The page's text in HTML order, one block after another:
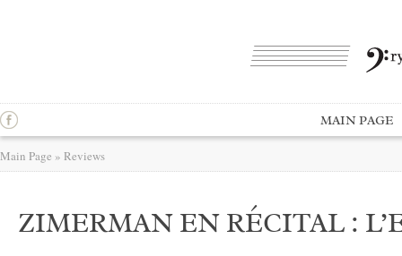
MAIN PAGE
Main Page » Reviews
ZIMERMAN EN RÉCITAL :